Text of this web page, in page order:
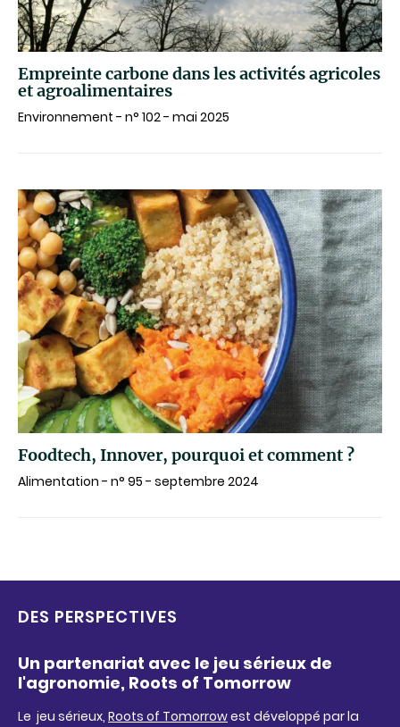
Empreinte carbone dans les activités agricoles
et agroalimentaires
Environnement - n° 102 - mai 2025
Foodtech, Innover, pourquoi et comment ?
Alimentation - n° 95 - septembre 2024
DES PERSPECTIVES
Un partenariat avec le jeu sérieux de
l'agronomie, Roots of Tomorrow
Le jeu sérieux, Roots of Tomorrowest développé par la